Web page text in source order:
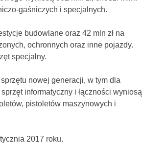
gaśniczych i specjalnych.
budowlane oraz 42 mln zł na
ochronnych oraz inne pojazdy.
specjalny.
nowej generacji, w tym dla
informatyczny i łączności wyniosą
pistoletów maszynowych i
2017 roku.